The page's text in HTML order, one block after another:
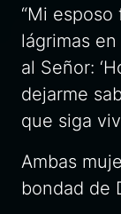
“Mi
lágrimas
al Señor:
dejarme
que siga
Ambas
bondad de